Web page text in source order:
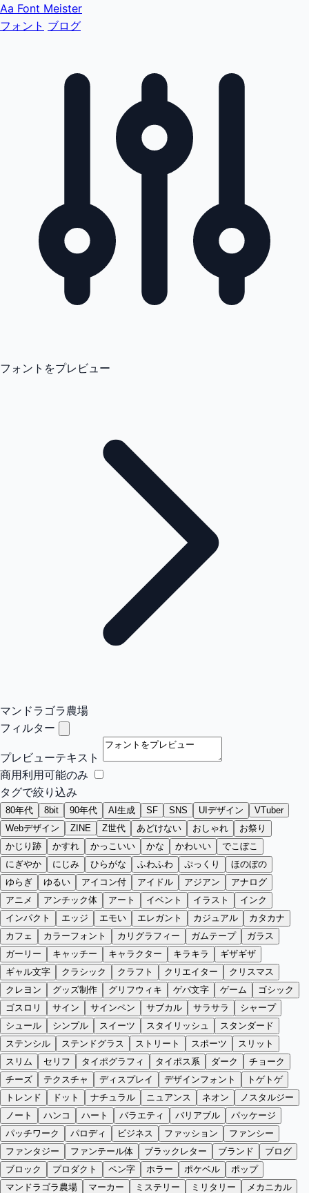
Aa Font Meister
フォント ブログ
フォントをプレビュー
マンドラゴラ農場
フィルター
プレビューテキスト
商用利用可能のみ
タグで絞り込み
80年代 8bit 90年代 AI生成 SF SNS UIデザイン
VTuber
Webデザイン
ZINE Z世代 あどけない おしゃれ
お祭り
かじり跡
かすれ かっこいい かな かわいい
でこぼこ
にぎやか
にじみ ひらがな ふわふわ ぷっくり
ほのぼの
ゆらぎ
ゆるい アイコン付 アイドル アジアン
アナログ
アニメ
アンチック体 アート イベント イラスト
インク
インパクト
エッジ エモい エレガント カジュアル
カタカナ
カフェ
カラーフォント カリグラフィー ガムテープ
ガラス
ガーリー
キャッチー キャラクター キラキラ
ギザギザ
ギャル文字
クラシック クラフト クリエイター
クリスマス
クレヨン
グッズ制作 グリフウィキ ゲバ文字 ゲーム
ゴシック
ゴスロリ
サイン サインペン サブカル サラサラ
シャープ
シュール
シンプル スイーツ スタイリッシュ
スタンダード
ステンシル
ステンドグラス ストリート スポーツ
スリット
スリム
セリフ タイポグラフィ タイポス系 ダーク
チョーク
チーズ
テクスチャ ディスプレイ デザインフォント
トゲトゲ
トレンド
ドット ナチュラル ニュアンス ネオン
ノスタルジー
ノート
ハンコ ハート バラエティ バリアブル
パッケージ
パッチワーク
パロディ ビジネス ファッション
ファンシー
ファンタジー
ファンテール体 ブラックレター ブランド
ブログ
ブロック
プロダクト ペン字 ホラー ポケベル
ポップ
マンドラゴラ農場
マーカー ミステリー ミリタリー
メカニカル